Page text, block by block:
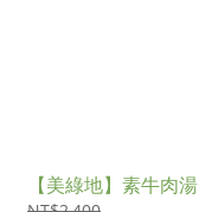
【美綠地】素牛肉湯